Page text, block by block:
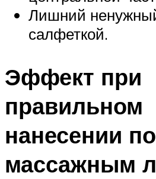
Лишний
салфеткой.
Эффект при
правильном
нанесении по
массажным